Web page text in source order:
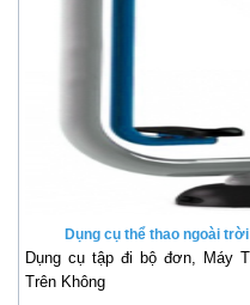
Dụng cụ thể thao ngoài
Dụng cụ tập đi bộ đơn, Máy
Trên Không